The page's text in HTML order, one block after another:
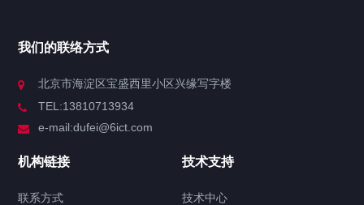
我们的联络方式
北京市海淀区宝盛西里小区兴缘写字楼
TEL:13810713934
e-mail:dufei@6ict.com
机构链接
联系方式
技术支持
技术中心